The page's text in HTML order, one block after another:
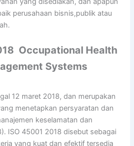
perusahaan bisnis,publik atau
Occupational Health
Systems
12 maret 2018, dan merupakan
menetapkan persyaratan dan
keselamatan dan
ISO 45001 2018 disebut sebagai
yang kuat dan efektif tersedia